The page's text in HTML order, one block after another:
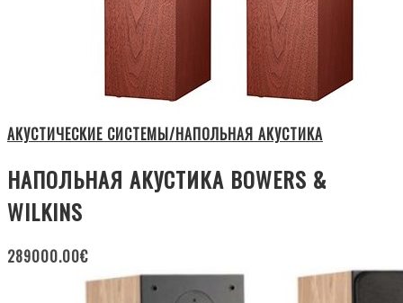
АКУСТИЧЕСКИЕ СИСТЕМЫ/НАПОЛЬНАЯ АКУСТИКА
НАПОЛЬНАЯ АКУСТИКА BOWERS &
WILKINS
289000.00€